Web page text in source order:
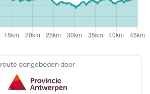
route aangeboden door